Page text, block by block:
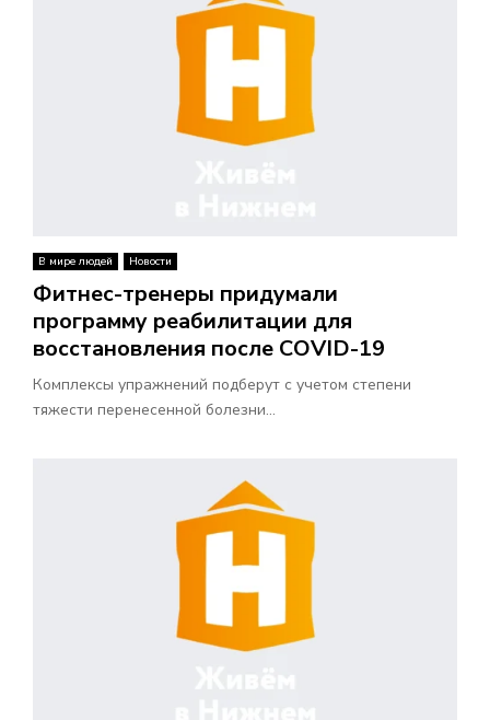
Е
Н
Ю
В мире людей Новости
Фитнес-тренеры придумали
программу реабилитации для
восстановления после COVID-19
Комплексы упражнений подберут с учетом степени
тяжести перенесенной болезни...